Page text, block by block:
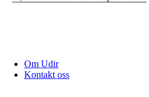
Om Udir
Kontakt oss